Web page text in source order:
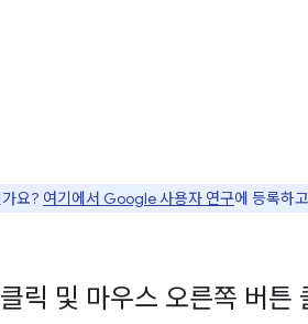
요? 여기에서 Google 사용자 연구에 등록하
릭 및 마우스 오른쪽 버튼